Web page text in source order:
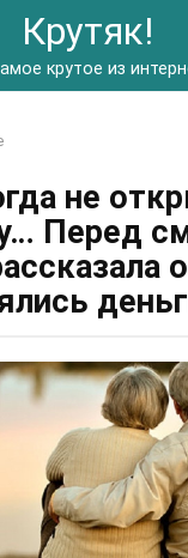
Крутяк!
крутое из
не
Перед